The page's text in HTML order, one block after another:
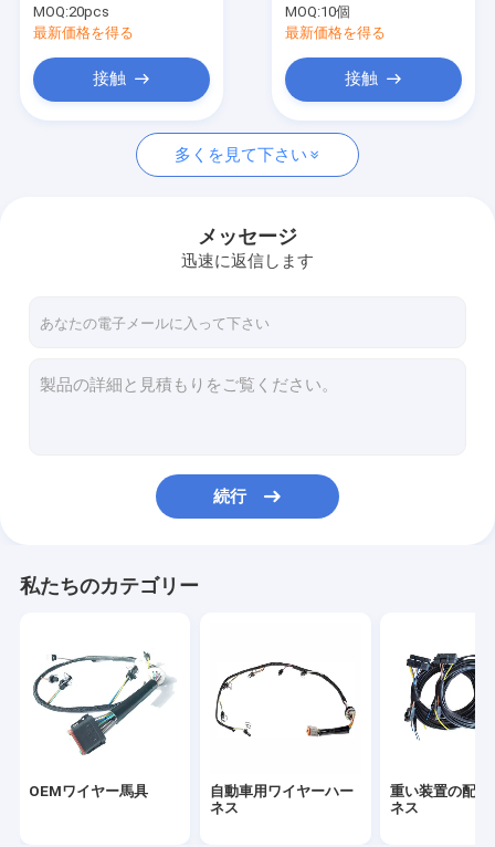
ニュース
場合
OEMワイヤー馬具
重い装置の配線用ハーネス
トラックの配線用ハーネス
ホーム・アプライアンスの配線用ハーネス
オートバイの配線用ハーネス
医学ワイヤー馬具
普遍的な配線用ハーネス
ワイヤー馬具のコネクター
MOQ:20pcs
最新価格を得る
接触
MOQ:10個
最新価格を得る
接触
多くを見て下さい
メッセージ
迅速に返信します
続行
私たちのカテゴリー
OEMワイヤー馬具
自動車用ワイヤーハー
ネス
重い装置の配線
ネス